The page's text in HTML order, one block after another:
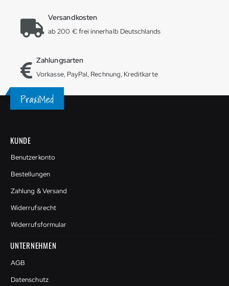
Versandkosten
ab 200 € frei innerhalb Deutschlands
Zahlungsarten
Vorkasse, PayPal, Rechnung, Kreditkarte
KUNDE
Benutzerkonto
Bestellungen
Zahlung & Versand
Widerrufsrecht
Widerrufsformular
UNTERNEHMEN
AGB
Datenschutz